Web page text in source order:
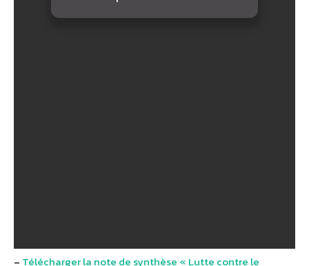
– Télécharger la note de synthèse « Lutte contre le